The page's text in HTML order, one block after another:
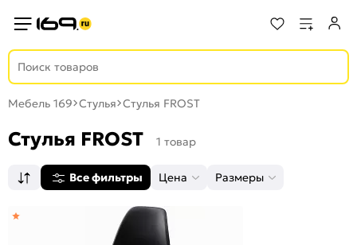
Мебель 169 Стулья Стулья FROST
Стулья FROST 1 товар
Все фильтры Цена Размеры